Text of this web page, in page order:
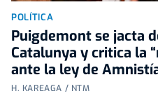
POLÍTICA
Puigdemont se jacta
Catalunya y critica la
ante la ley de
H. KAREAGA / NTM